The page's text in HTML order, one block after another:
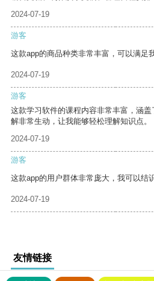
2024-07-19
游客
这款app的商品种类非常丰富，可以满足
2024-07-19
游客
这款学习软件的课程内容非常丰富，涵
解非常生动，让我能够轻松理解知识点。
2024-07-19
游客
这款app的用户群体非常庞大，我可以结
2024-07-19
友情链接